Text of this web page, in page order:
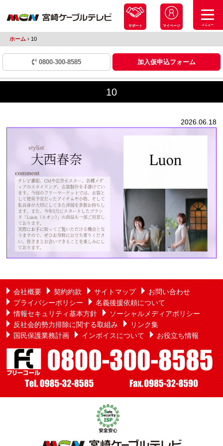
サポート マイページ メニュー
ホーム ›10
0800-300-8585 加入仮申込フォーム
10
2026.06.18
会社概要 契約約款 サイトマップ
お問い合わせ
プライバシーポリシー
名義後援依頼について
情報セキュリティ基本方針
ソーシャルメディアポリシー
反社会的勢力排除に関する取組み
リンク集
国民保護業務計画
インボイスについて お役立ち情報